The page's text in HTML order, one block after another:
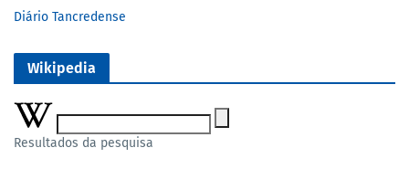
Diário Tancredense
Wikipedia
Resultados da pesquisa